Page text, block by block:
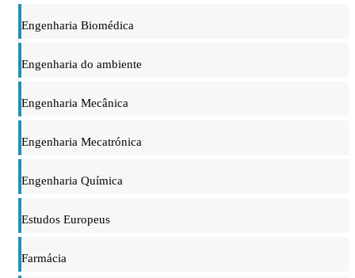
Engenharia Biomédica
Engenharia do ambiente
Engenharia Mecânica
Engenharia Mecatrónica
Engenharia Química
Estudos Europeus
Farmácia